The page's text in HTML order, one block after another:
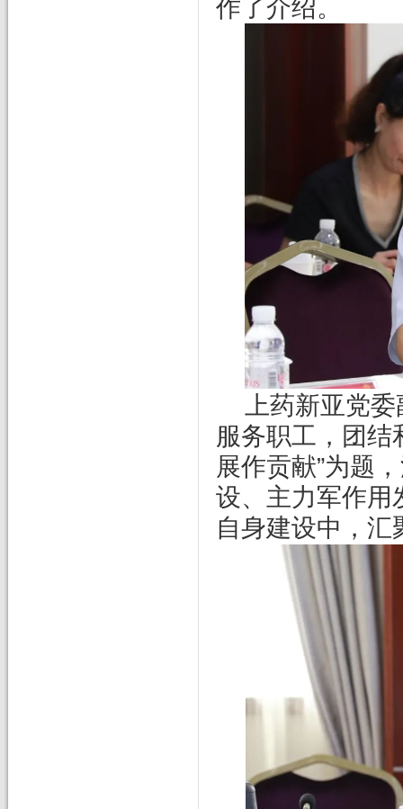
作了介绍。
上药新亚党
服务职工，团
展作贡献”为题
设、主力军作用
自身建设中，